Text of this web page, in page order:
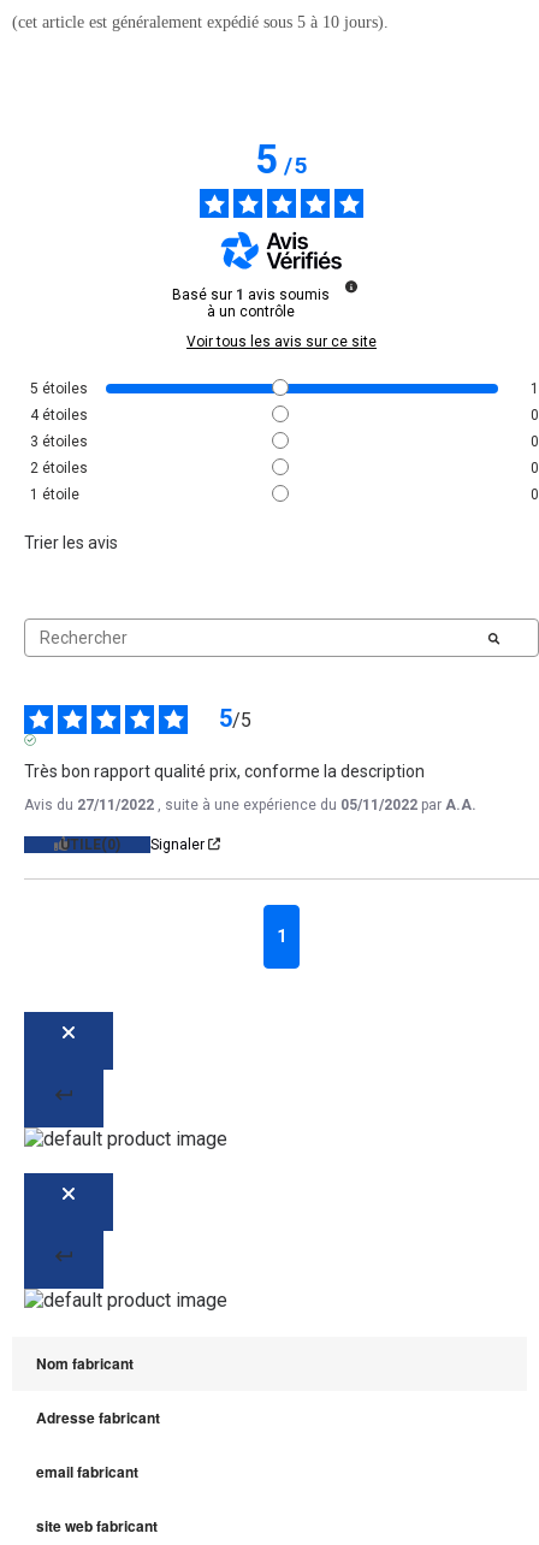
(cet article est généralement expédié sous 5 à 10 jours).
5/5
Basé sur 1 avis soumis
à un contrôle
Voir tous les avis sur ce site
5 étoiles
1
4 étoiles
0
3 étoiles
0
2 étoiles
0
1 étoile 0
Trier les avis
5/5
Très bon rapport qualité prix, conforme la description
Avis du 27/11/2022 , suite à une expérience du 05/11/2022 par A.A.
UTILE(0) Signaler
1
Nom fabricant
Adresse fabricant
email fabricant
site web fabricant